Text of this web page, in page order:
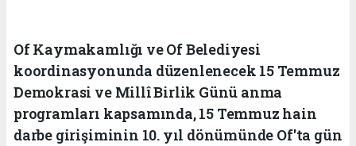
Of Kaymakamlığı ve Of Belediyesi
koordinasyonunda düzenlenecek 15 Temmuz
Demokrasi ve Millî Birlik Günü anma
programları kapsamında, 15 Temmuz hain
darbe girişiminin 10. yıl dönümünde Of'ta gün